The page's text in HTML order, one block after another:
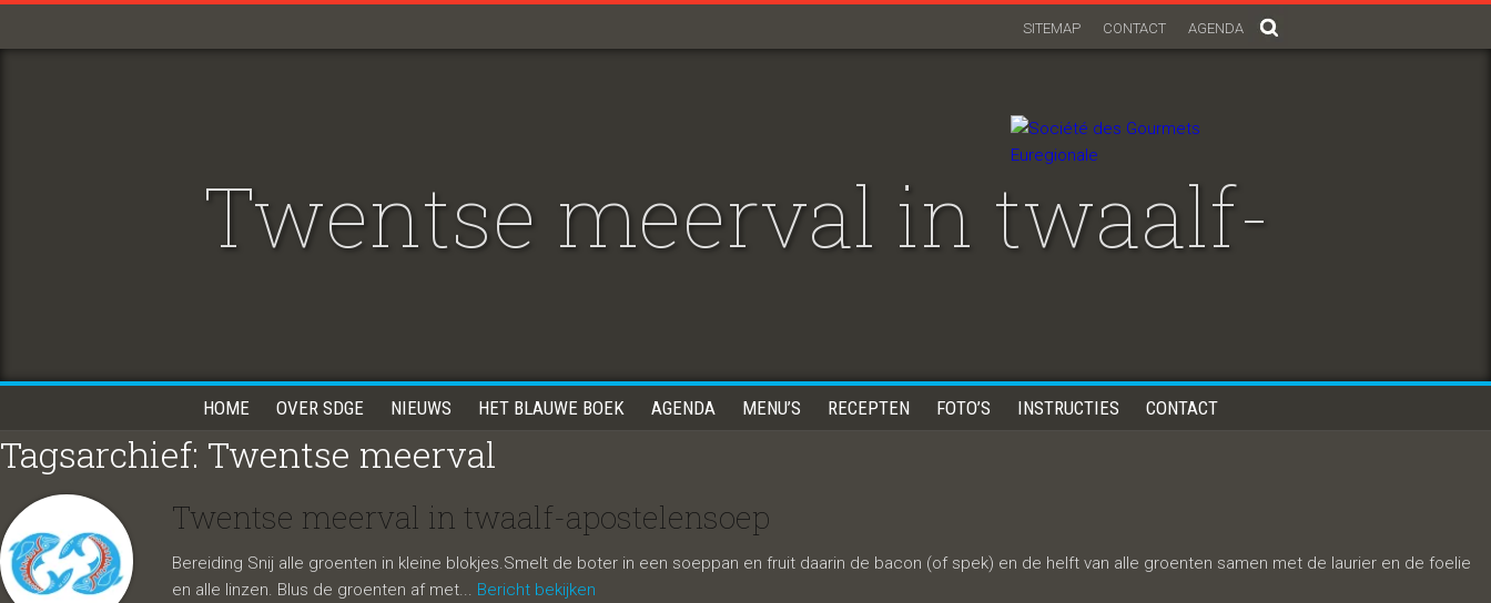
AGENDA
CONTACT
SITEMAP
Twentse meerval in twaalf-
apostelensoep
HOME OVER SDGE NIEUWS HET BLAUWE BOEK AGENDA MENU’S RECEPTEN FOTO’S INSTRUCTIES CONTACT
Tagsarchief: Twentse meerval
Twentse meerval in twaalf-apostelensoep
Bereiding Snij alle groenten in kleine blokjes.Smelt de boter in een soeppan en fruit daarin de bacon (of spek) en de helft van alle groenten samen met de laurier en de foelie
en alle linzen. Blus de groenten af met... Bericht bekijken